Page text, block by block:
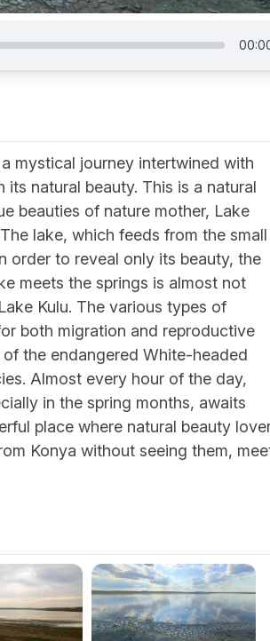
mystical journey intertwined with
natural beauty. This is a natural
beauties of nature mother, Lake
lake, which feeds from the small
order to reveal only its beauty, the
meets the springs is almost not
Kulu. The various types of
both migration and reproductive
the endangered White-headed
Almost every hour of the day,
in the spring months, awaits
place where natural beauty
Konya without seeing them,